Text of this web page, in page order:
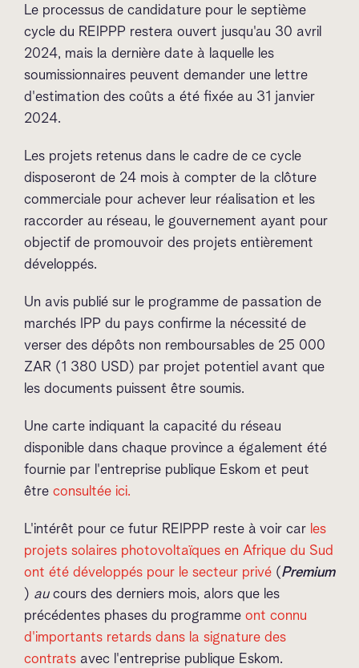
Le processus de candidature pour le septième
cycle du REIPPP restera ouvert jusqu'au 30 avril
2024, mais la dernière date à laquelle les
soumissionnaires peuvent demander une lettre
d'estimation des coûts a été fixée au 31 janvier
2024.
Les projets retenus dans le cadre de ce cycle
disposeront de 24 mois à compter de la clôture
commerciale pour achever leur réalisation et les
raccorder au réseau, le gouvernement ayant pour
objectif de promouvoir des projets entièrement
développés.
Un avis publié sur le programme de passation de
marchés IPP du pays confirme la nécessité de
verser des dépôts non remboursables de 25 000
ZAR (1 380 USD) par projet potentiel avant que
les documents puissent être soumis.
Une carte indiquant la capacité du réseau
disponible dans chaque province a également été
fournie par l'entreprise publique Eskom et peut
être consultée ici.
L'intérêt pour ce futur REIPPP reste à voir car les
projets solaires photovoltaïques en Afrique du Sud
ont été développés pour le secteur privé (Premium
) aucours des derniers mois, alors que les
précédentes phases du programme ont connu
d'importants retards dans la signature des
contrats avec l'entreprise publique Eskom.